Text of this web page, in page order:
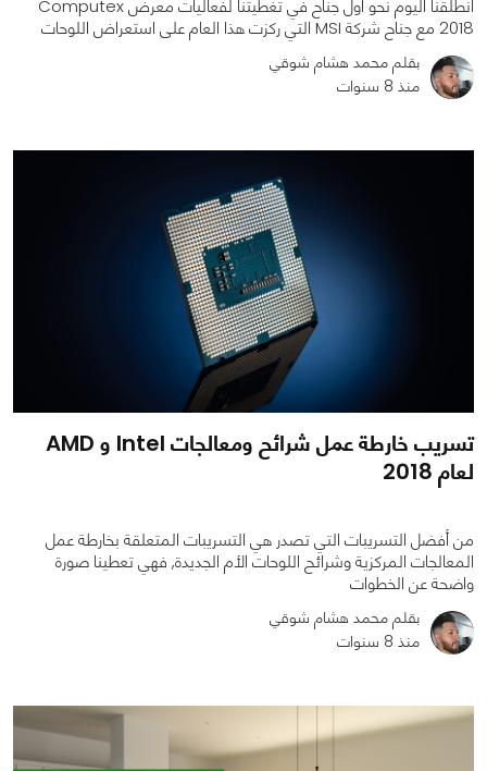
انطلقنا اليوم نحو أول جناح في تغطيتنا لفعاليات معرض Computex
2018 مع جناح شركة MSI التي ركزت هذا العام على استعراض اللوحات
بقلم محمد هشام شوقي
منذ 8 سنوات
1536
تسريب خارطة عمل شرائح ومعالجات Intel و AMD
لعام 2018
من أفضل التسريبات التي تصدر هي التسريبات المتعلقة بخارطة عمل
المعالجات المركزية وشرائح اللوحات الأم الجديدة, فهي تعطينا صورة
واضحة عن الخطوات
بقلم محمد هشام شوقي
منذ 8 سنوات